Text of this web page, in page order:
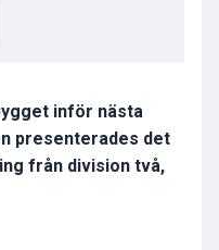
inför nästa
presenterades det
från division två,